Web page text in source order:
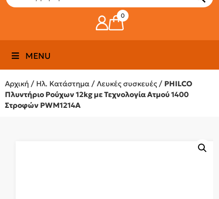
0
MENU
Αρχική / Ηλ. Κατάστημα / Λευκές συσκευές / PHILCO
Πλυντήριο Ρούχων 12kg με Τεχνολογία Ατμού 1400
Στροφών PWM1214A